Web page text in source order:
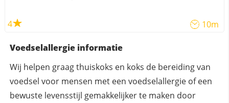
4 10m
Voedselallergie informatie
Wij helpen graag thuiskoks en koks de bereiding van
voedsel voor mensen met een voedselallergie of een
bewuste levensstijl gemakkelijker te maken door